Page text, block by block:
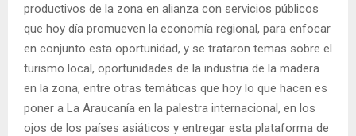
productivos de la zona en alianza con servicios públicos
que hoy día promueven la economía regional, para enfocar
en conjunto esta oportunidad, y se trataron temas sobre el
turismo local, oportunidades de la industria de la madera
en la zona, entre otras temáticas que hoy lo que hacen es
poner a La Araucanía en la palestra internacional, en los
ojos de los países asiáticos y entregar esta plataforma de